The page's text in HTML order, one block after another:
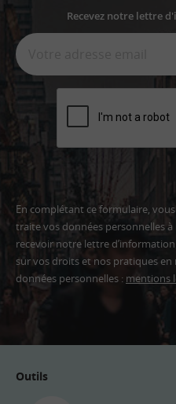
Recevez notre lettre
En complétant ce formulaire,
traite vos données personnelles
recevoir notre lettre
sur vos droits et nos pratiques
données personnelles : mentions
Outils